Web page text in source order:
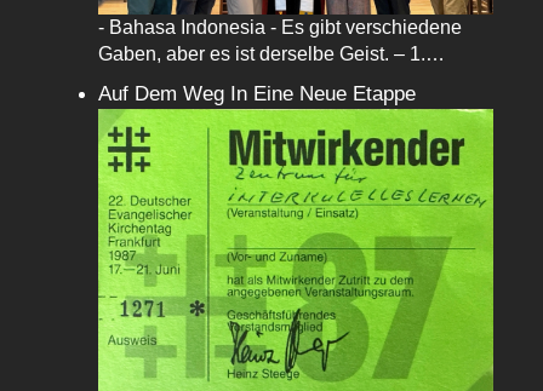
- Bahasa Indonesia - Es gibt verschiedene
Gaben, aber es ist derselbe Geist. – 1.…
Auf Dem Weg In Eine Neue Etappe